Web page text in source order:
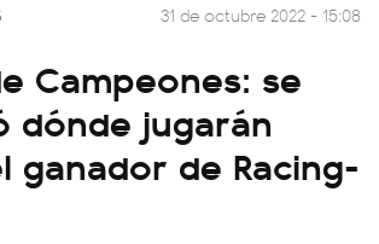
31 de octubre 2022 - 15:08
Campeones: se
dónde jugarán
ganador de Racing-